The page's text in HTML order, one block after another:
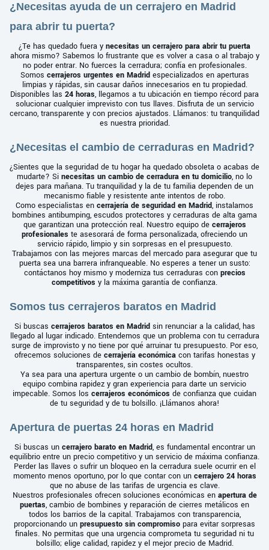
¿Necesitas ayuda de un cerrajero en Madrid
para abrir tu puerta?
¿Te has quedado fuera y necesitas un cerrajero para abrir tu puerta
ahora mismo? Sabemos lo frustrante que es volver a casa o al trabajo y
no poder entrar. No fuerces la cerradura; confía en profesionales.
Somos cerrajeros urgentes en Madridespecializados en aperturas
limpias y rápidas, sin causar daños innecesarios en tu propiedad.
Disponibles las 24 horas, llegamos a tu ubicación en tiempo récord para
solucionar cualquier imprevisto con tus llaves. Disfruta de un servicio
cercano, transparente y con precios ajustados. Llámanos: tu tranquilidad
es nuestra prioridad.
¿Necesitas el cambio de cerraduras en Madrid?
¿Sientes que la seguridad de tu hogar ha quedado obsoleta o acabas de
mudarte? Si necesitas un cambio de cerradura en tu domicilio, no lo
dejes para mañana. Tu tranquilidad y la de tu familia dependen de un
mecanismo fiable y resistente ante intentos de robo.
Como especialistas en cerrajería de seguridad en Madrid, instalamos
bombines antibumping, escudos protectores y cerraduras de alta gama
que garantizan una protección real. Nuestro equipo de cerrajeros
profesionales te asesorará de forma personalizada, ofreciendo un
servicio rápido, limpio y sin sorpresas en el presupuesto.
Trabajamos con las mejores marcas del mercado para asegurar que tu
puerta sea una barrera infranqueable. No esperes a tener un susto:
contáctanos hoy mismo y moderniza tus cerraduras con precios
competitivos y la máxima garantía de confianza.
Somos tus cerrajeros baratos en Madrid
Si buscas cerrajeros baratos en Madridsin renunciar a la calidad, has
llegado al lugar indicado. Entendemos que un problema con tu cerradura
surge de improvisto y no tiene por qué arruinar tu presupuesto. Por eso,
ofrecemos soluciones de cerrajería económicacon tarifas honestas y
transparentes, sin costes ocultos.
Ya sea para una apertura urgente o un cambio de bombín, nuestro
equipo combina rapidez y gran experiencia para darte un servicio
impecable. Somos los cerrajeros económicos de confianza que cuidan
de tu seguridad y de tu bolsillo. ¡Llámanos ahora!
Apertura de puertas 24 horas en Madrid
Si buscas un cerrajero barato en Madrid, es fundamental encontrar un
equilibrio entre un precio competitivo y un servicio de máxima confianza.
Perder las llaves o sufrir un bloqueo en la cerradura suele ocurrir en el
momento menos oportuno, por lo que contar con un cerrajero 24 horas
que no abuse de las tarifas de urgencia es clave.
Nuestros profesionales ofrecen soluciones económicas en apertura de
puertas, cambio de bombines y reparación de cierres metálicos en
todos los barrios de la capital. Trabajamos con transparencia,
proporcionando un presupuesto sin compromiso para evitar sorpresas
finales. No permitas que una urgencia comprometa tu seguridad ni tu
bolsillo; elige calidad, rapidez y el mejor precio de Madrid.